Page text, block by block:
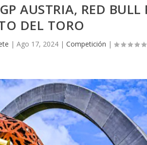
AUSTRIA, RED BULL
DEL TORO
| Ago 17, 2024| Competición |